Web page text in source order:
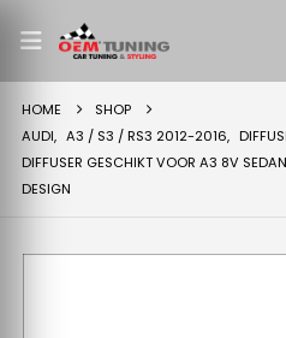
HOME
SHOP
AUDI, A3 / S3 / RS3 2012-2016,
DIFFUSER GESCHIKT VOOR A3 8V
DESIGN